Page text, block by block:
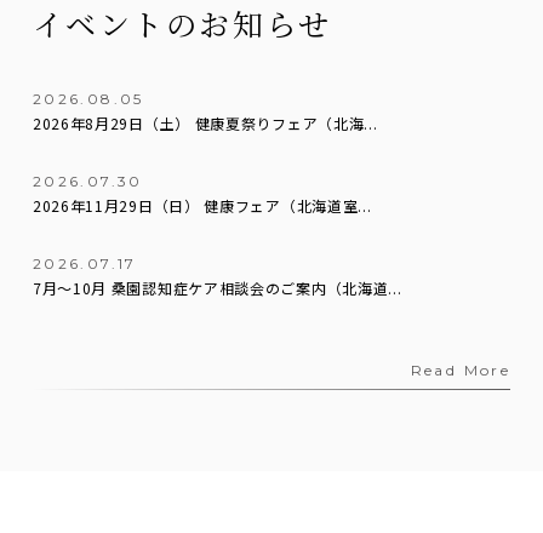
イベントのお知らせ
2026.08.05
2026年8月29日（土） 健康夏祭りフェア（北海...
2026.07.30
2026年11月29日（日） 健康フェア（北海道室...
2026.07.17
7月～10月 桑園認知症ケア相談会のご案内（北海道...
Read More